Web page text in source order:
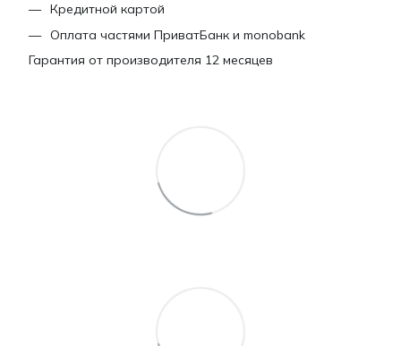
Кредитной картой
Оплата частями ПриватБанк и monobank
Гарантия от производителя 12 месяцев